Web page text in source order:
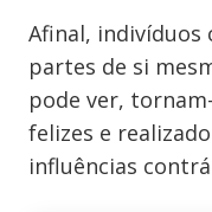
Afinal, indivíduos
partes de si
pode ver,
felizes e
influências